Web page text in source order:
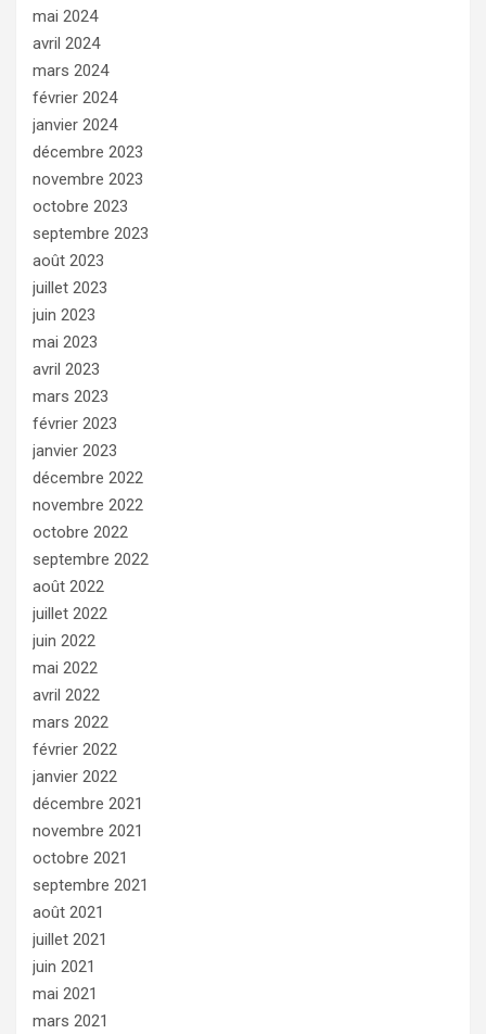
mai 2024
avril 2024
mars 2024
février 2024
janvier 2024
décembre 2023
novembre 2023
octobre 2023
septembre 2023
août 2023
juillet 2023
juin 2023
mai 2023
avril 2023
mars 2023
février 2023
janvier 2023
décembre 2022
novembre 2022
octobre 2022
septembre 2022
août 2022
juillet 2022
juin 2022
mai 2022
avril 2022
mars 2022
février 2022
janvier 2022
décembre 2021
novembre 2021
octobre 2021
septembre 2021
août 2021
juillet 2021
juin 2021
mai 2021
mars 2021